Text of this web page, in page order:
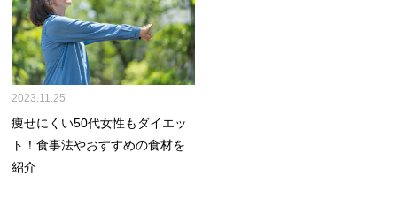
2023.11.25
痩せにくい50代女性もダイエッ
ト！食事法やおすすめの食材を
紹介